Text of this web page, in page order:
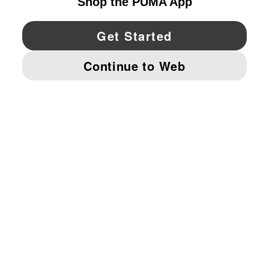
YouTube Twitter Pinterest
IMPRINT AND LEGAL DATA